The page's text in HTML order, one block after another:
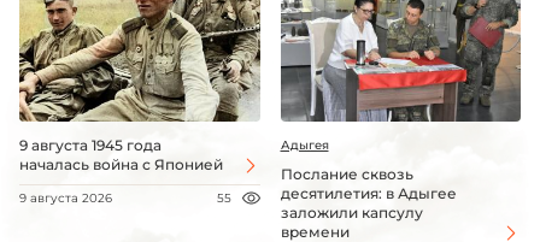
9 августа 1945 года
началась война с Японией
9 августа 2026 55
Адыгея
Послание сквозь
десятилетия: в Адыгее
заложили капсулу
времени